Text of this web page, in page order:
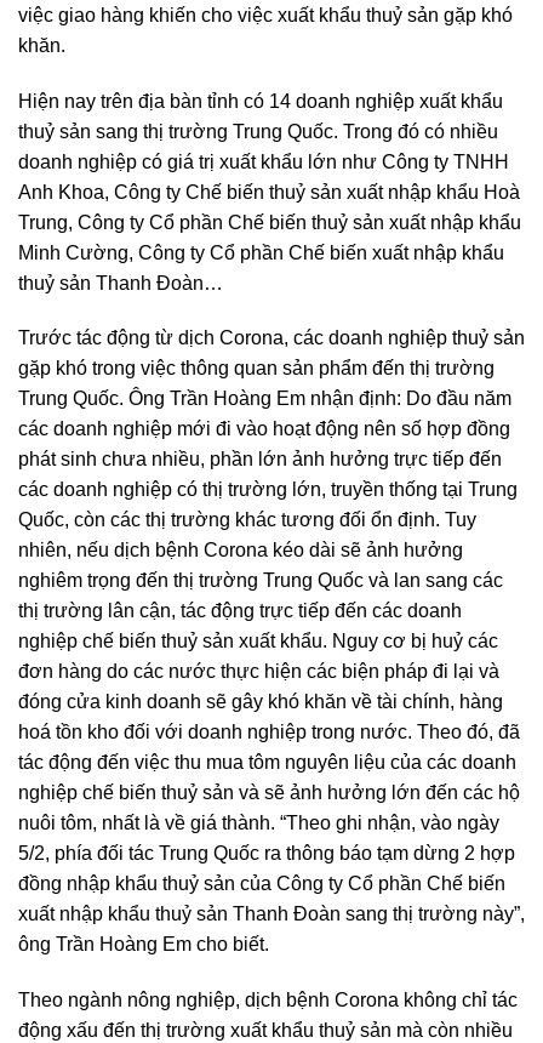
việc giao hàng khiến cho việc xuất khẩu thuỷ sản gặp khó
khăn.
Hiện nay trên địa bàn tỉnh có 14 doanh nghiệp xuất khẩu
thuỷ sản sang thị trường Trung Quốc. Trong đó có nhiều
doanh nghiệp có giá trị xuất khẩu lớn như Công ty TNHH
Anh Khoa, Công ty Chế biến thuỷ sản xuất nhập khẩu Hoà
Trung, Công ty Cổ phần Chế biến thuỷ sản xuất nhập khẩu
Minh Cường, Công ty Cổ phần Chế biến xuất nhập khẩu
thuỷ sản Thanh Đoàn…
Trước tác động từ dịch Corona, các doanh nghiệp thuỷ sản
gặp khó trong việc thông quan sản phẩm đến thị trường
Trung Quốc. Ông Trần Hoàng Em nhận định: Do đầu năm
các doanh nghiệp mới đi vào hoạt động nên số hợp đồng
phát sinh chưa nhiều, phần lớn ảnh hưởng trực tiếp đến
các doanh nghiệp có thị trường lớn, truyền thống tại Trung
Quốc, còn các thị trường khác tương đối ổn định. Tuy
nhiên, nếu dịch bệnh Corona kéo dài sẽ ảnh hưởng
nghiêm trọng đến thị trường Trung Quốc và lan sang các
thị trường lân cận, tác động trực tiếp đến các doanh
nghiệp chế biến thuỷ sản xuất khẩu. Nguy cơ bị huỷ các
đơn hàng do các nước thực hiện các biện pháp đi lại và
đóng cửa kinh doanh sẽ gây khó khăn về tài chính, hàng
hoá tồn kho đối với doanh nghiệp trong nước. Theo đó, đã
tác động đến việc thu mua tôm nguyên liệu của các doanh
nghiệp chế biến thuỷ sản và sẽ ảnh hưởng lớn đến các hộ
nuôi tôm, nhất là về giá thành. “Theo ghi nhận, vào ngày
5/2, phía đối tác Trung Quốc ra thông báo tạm dừng 2 hợp
đồng nhập khẩu thuỷ sản của Công ty Cổ phần Chế biến
xuất nhập khẩu thuỷ sản Thanh Đoàn sang thị trường này”,
ông Trần Hoàng Em cho biết.
Theo ngành nông nghiệp, dịch bệnh Corona không chỉ tác
động xấu đến thị trường xuất khẩu thuỷ sản mà còn nhiều